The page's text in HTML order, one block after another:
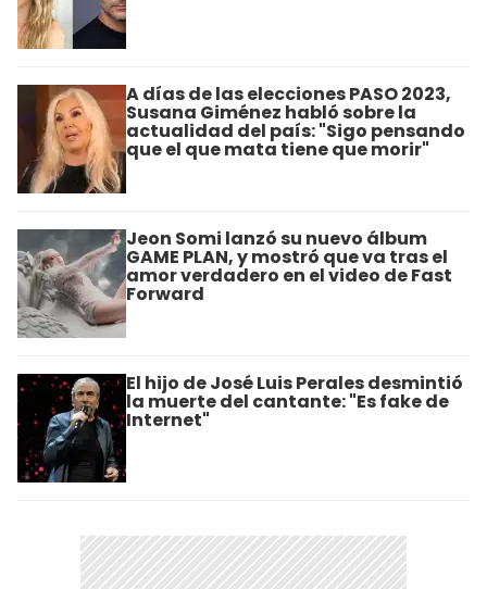
A días de las elecciones PASO 2023,
Susana Giménez habló sobre la
actualidad del país: "Sigo pensando
que el que mata tiene que morir"
Jeon Somi lanzó su nuevo álbum
GAME PLAN, y mostró que va tras el
amor verdadero en el video de Fast
Forward
El hijo de José Luis Perales desmintió
la muerte del cantante: "Es fake de
Internet"